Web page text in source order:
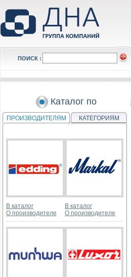
ПОИСК :
Каталог по
ПРОИЗВОДИТЕЛЯМ КАТЕГОРИЯМ
В каталог
О производителе
В каталог
О производителе